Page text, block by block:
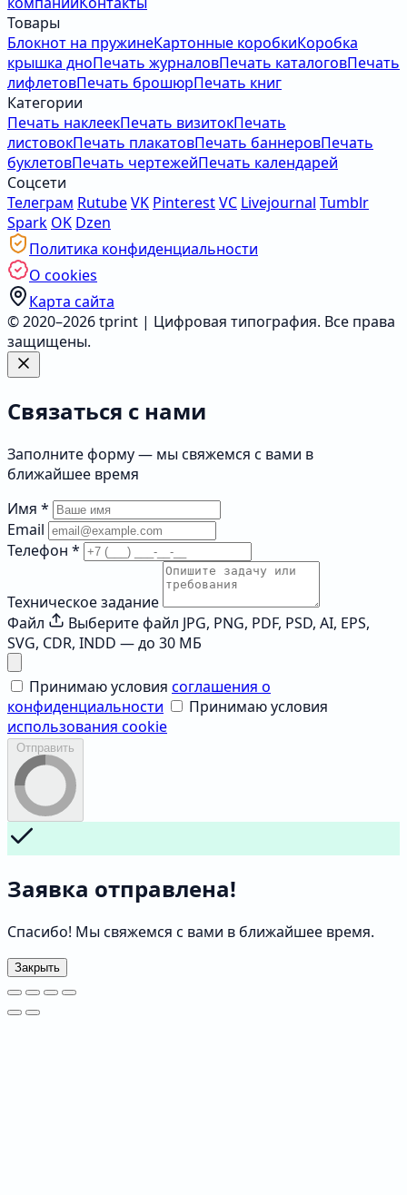
Товары
Блокнот на пружинеКартонные коробкиКоробка
крышка дноПечать журналовПечать каталоговПечать
лифлетовПечать брошюрПечать книг
Категории
Печать наклеекПечать визитокПечать
листовокПечать плакатовПечать баннеровПечать
буклетовПечать чертежейПечать календарей
Соцсети
Телеграм RutubeVK PinterestVC Livejournal Tumblr
Spark OK Dzen
Политика конфиденциальности
О cookies
Карта сайта
© 2020–2026 tprint | Цифровая типография. Все права
защищены.
Связаться с нами
Заполните форму — мы свяжемся с вами в
ближайшее время
Имя *
Email
Телефон *
Техническое задание
Файл
Выберите файл JPG, PNG, PDF, PSD, AI, EPS,
SVG, CDR, INDD — до 30 МБ
Принимаю условия соглашения о
конфиденциальности
Принимаю условия
использования cookie
Отправить
Заявка отправлена!
Спасибо! Мы свяжемся с вами в ближайшее время.
Закрыть